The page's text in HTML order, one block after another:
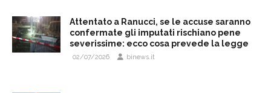
Attentato a Ranucci, se le accuse saranno
confermate gli imputati rischiano pene
severissime: ecco cosa prevede la legge
02/07/2026 binews.it